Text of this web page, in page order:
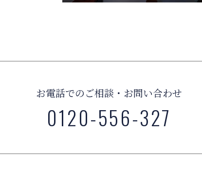
お電話でのご相談・お問い合わせ
0120-556-327